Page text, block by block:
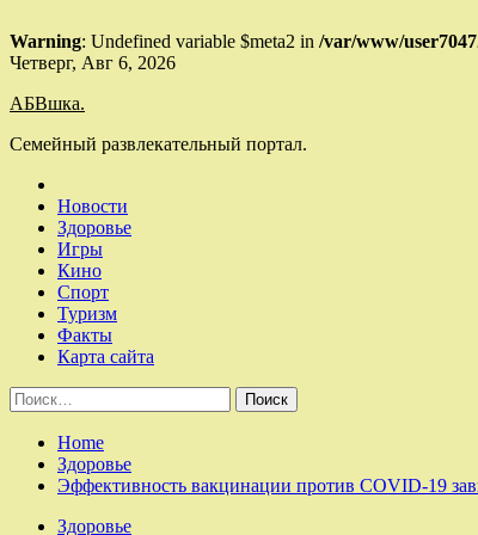
Warning: Undefined variable $meta2 in /var/www/
Skip
content
Четверг, Авг 6, 2026
АБВшка.
Семейный развлекательный портал.
Новости
Здоровье
Игры
Кино
Спорт
Туризм
Факты
Карта сайта
Найти:
Home
Здоровье
Эффективность вакцинации против COVID-19
Здоровье